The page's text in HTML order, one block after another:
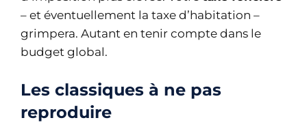
– et éventuellement la taxe d’habitation –
grimpera. Autant en tenir compte dans le
budget global.
Les classiques à ne pas
reproduire